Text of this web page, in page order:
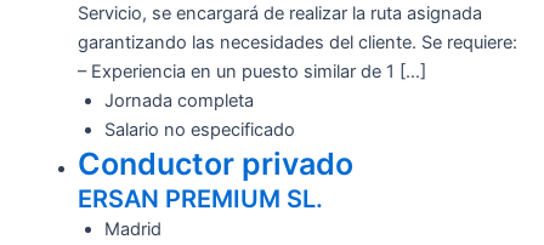
Servicio, se encargará de realizar la ruta asignada
garantizando las necesidades del cliente. Se requiere:
– Experiencia en un puesto similar de 1 […]
Jornada completa
Salario no especificado
Conductor privado
ERSAN PREMIUM SL.
Madrid